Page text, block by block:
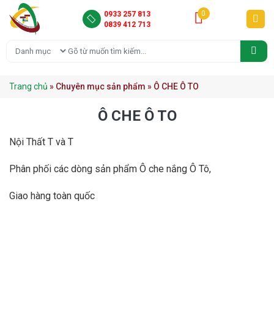
0
0933 257 813
0839 412 713
Trang chủ » Chuyên mục sản phẩm » Ô CHE Ô TO
Ô CHE Ô TO
Nội Thất T và T
Phân phối các dòng sản phẩm Ô che nắng Ô Tô,
Giao hàng toàn quốc
Ô Che nắng
NHÀ LỀU NHẬP KHẨU ĐỘNG